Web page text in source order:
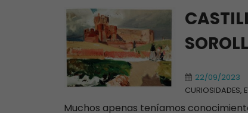
22/09/2023
CURIOSIDADES,
Muchos apenas teníamos